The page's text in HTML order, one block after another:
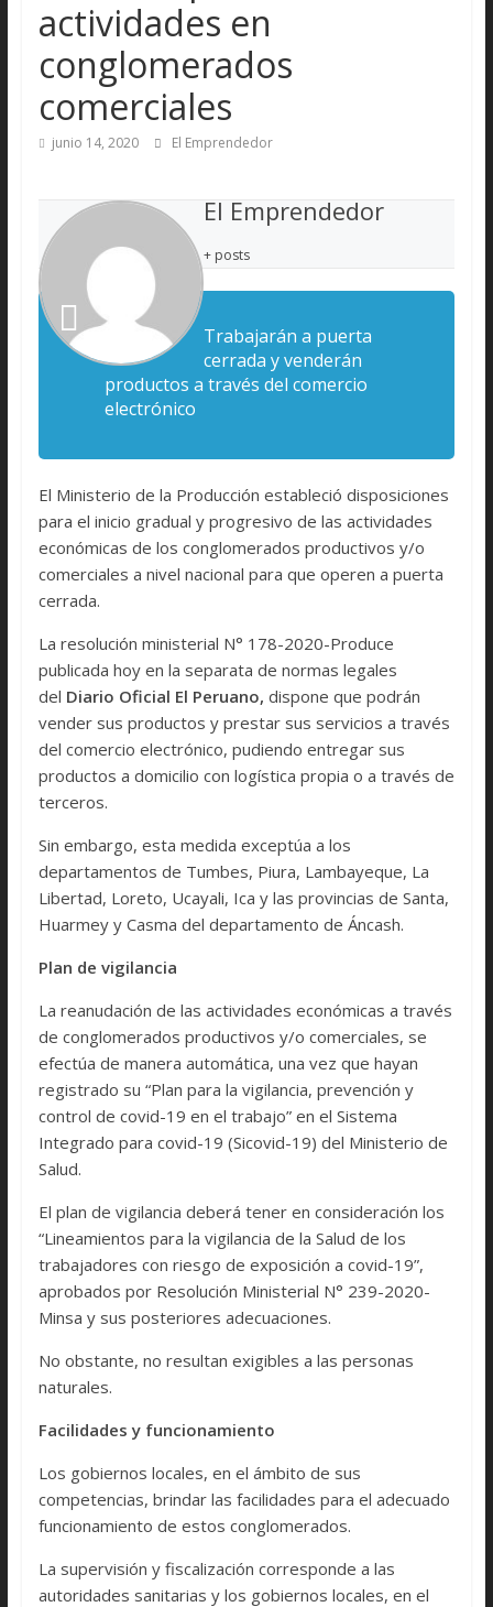
actividades en
conglomerados
comerciales
junio 14, 2020 El Emprendedor
El Emprendedor
+ posts
Trabajarán a puerta
cerrada y venderán
productos a través del comercio
electrónico
El Ministerio de la Producción estableció disposiciones
para el inicio gradual y progresivo de las actividades
económicas de los conglomerados productivos y/o
comerciales a nivel nacional para que operen a puerta
cerrada.
La resolución ministerial N° 178-2020-Produce
publicada hoy en la separata de normas legales
del Diario Oficial El Peruano, dispone que podrán
vender sus productos y prestar sus servicios a través
del comercio electrónico, pudiendo entregar sus
productos a domicilio con logística propia o a través de
terceros.
Sin embargo, esta medida exceptúa a los
departamentos de Tumbes, Piura, Lambayeque, La
Libertad, Loreto, Ucayali, Ica y las provincias de Santa,
Huarmey y Casma del departamento de Áncash.
Plan de vigilancia
La reanudación de las actividades económicas a través
de conglomerados productivos y/o comerciales, se
efectúa de manera automática, una vez que hayan
registrado su “Plan para la vigilancia, prevención y
control de covid-19 en el trabajo” en el Sistema
Integrado para covid-19 (Sicovid-19) del Ministerio de
Salud.
El plan de vigilancia deberá tener en consideración los
“Lineamientos para la vigilancia de la Salud de los
trabajadores con riesgo de exposición a covid-19”,
aprobados por Resolución Ministerial N° 239-2020-
Minsa y sus posteriores adecuaciones.
No obstante, no resultan exigibles a las personas
naturales.
Facilidades y funcionamiento
Los gobiernos locales, en el ámbito de sus
competencias, brindar las facilidades para el adecuado
funcionamiento de estos conglomerados.
La supervisión y fiscalización corresponde a las
autoridades sanitarias y los gobiernos locales, en el